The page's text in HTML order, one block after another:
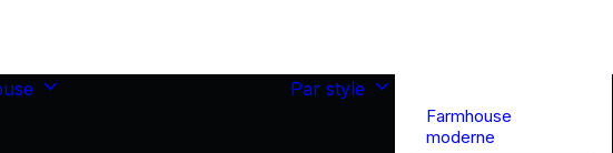
Par style
Farmhouse
moderne